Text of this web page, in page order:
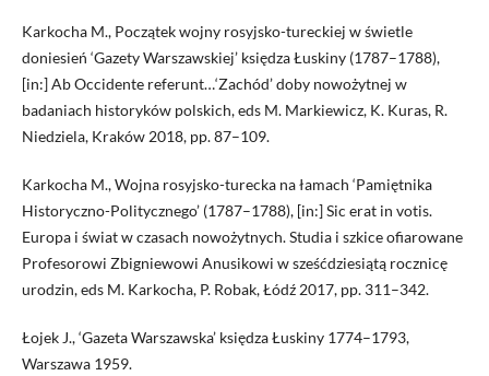
Karkocha M., Początek wojny rosyjsko-tureckiej w świetle
doniesień ‘Gazety Warszawskiej’ księdza Łuskiny (1787–1788),
[in:] Ab Occidente referunt…‘Zachód’ doby nowożytnej w
badaniach historyków polskich, eds M. Markiewicz, K. Kuras, R.
Niedziela, Kraków 2018, pp. 87–109.
Karkocha M., Wojna rosyjsko-turecka na łamach ‘Pamiętnika
Historyczno-Politycznego’ (1787–1788), [in:] Sic erat in votis.
Europa i świat w czasach nowożytnych. Studia i szkice ofiarowane
Profesorowi Zbigniewowi Anusikowi w sześćdziesiątą rocznicę
urodzin, eds M. Karkocha, P. Robak, Łódź 2017, pp. 311–342.
Łojek J., ‘Gazeta Warszawska’ księdza Łuskiny 1774–1793,
Warszawa 1959.